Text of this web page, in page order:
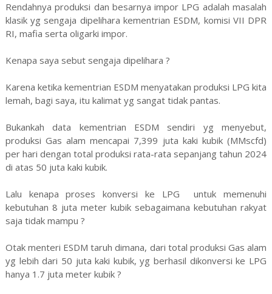
Rendahnya produksi dan besarnya impor LPG adalah masalah
klasik yg sengaja dipelihara kementrian ESDM, komisi VII DPR
RI, mafia serta oligarki impor.
Kenapa saya sebut sengaja dipelihara ?
Karena ketika kementrian ESDM menyatakan produksi LPG kita
lemah, bagi saya, itu kalimat yg sangat tidak pantas.
Bukankah data kementrian ESDM sendiri yg menyebut,
produksi Gas alam mencapai 7,399 juta kaki kubik (MMscfd)
per hari dengan total produksi rata-rata sepanjang tahun 2024
di atas 50 juta kaki kubik.
Lalu kenapa proses konversi ke LPG untuk memenuhi
kebutuhan 8 juta meter kubik sebagaimana kebutuhan rakyat
saja tidak mampu ?
Otak menteri ESDM taruh dimana, dari total produksi Gas alam
yg lebih dari 50 juta kaki kubik, yg berhasil dikonversi ke LPG
hanya 1.7 juta meter kubik ?